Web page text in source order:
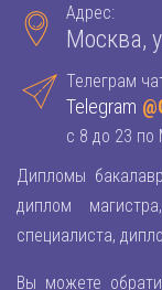
Адрес:
Москва,
Телеграм
Telegram
с 8 до 23 по
Дипломы
диплом
специалиста,
Вы можете